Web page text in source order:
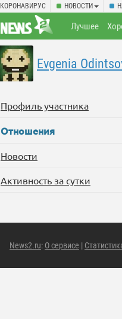
КОРОНАВИРУС НОВОСТИ
Лучшее
Evgenia
Профиль участника
Отношения
Новости
Активность за сутки
News2.ru: О сервисе |